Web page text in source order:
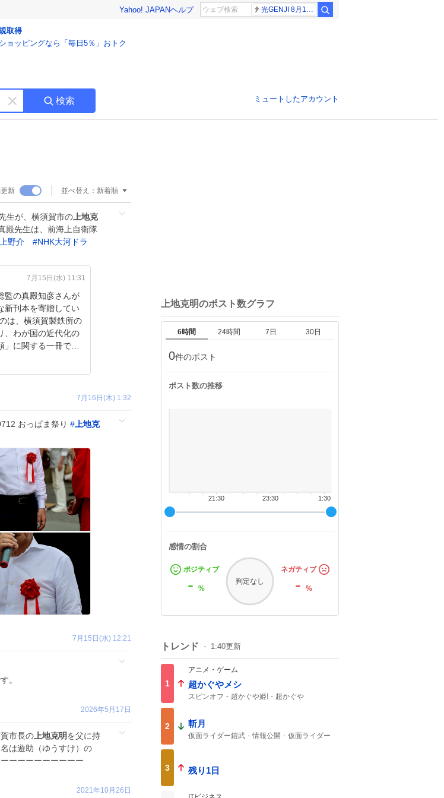
Yahoo! JAPANヘルプ 光GENJI 8月19日
取得
ョッピングなら「毎日5％」おトク
キ
ー
す
検索 ミュートしたアカウント
新 並べ替え： 新着順
生が、横須賀市の 上地克
殿先生は、前海上自衛隊
野介 #NHK大河ドラ
7月15日(水) 11:31
監の真殿知彦さんが
新刊本を寄贈してい
、わが国の近代化の
」に関する一冊で
7月16日(木) 1:32
おっぱま祭り # 上地克
7月15日(水) 12:21
。
2026年5月17日
市長の 上地克明を父に持
は遊助（ゆうすけ）の
ーーーーーーーーー
2021年10月26日
上地克明のポスト数グラフ
6時間 24時間 7日 30日
0件のポスト
ポスト数の推移
1:30
23:30
21:30
感情の割合
ポジティブ
- %
判定なし
ネガティブ
-%
トレンド 1:40更新
1
アニメ・ゲーム
超かぐやメシ
スピンオフ 超かぐや姫!
超かぐや
2 斬月
仮面ライダー鎧武 情報公開
仮面ライダー
3 残り1日